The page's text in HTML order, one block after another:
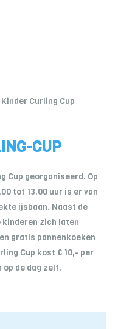
Kinder Curling Cup
CUP
Cup georganiseerd. Op
tot 13.00 uur is er van
ijsbaan. Naast de
zich laten
gratis pannenkoeken
Cup kost € 10,- per
de dag zelf.